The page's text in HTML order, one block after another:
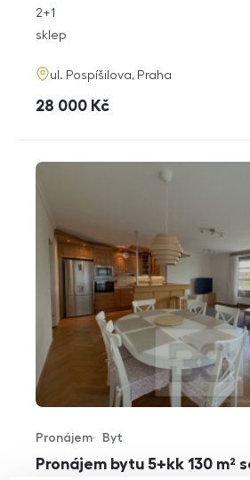
rozměry
2+1
funkce
sklep
adresa
ul. Pospíšilova, Praha
cena
28 000 Kč
Pronájem bytu 5+kk 130 m²
Typ nabídky
Pronájem
Typ nemovitosti
Byt